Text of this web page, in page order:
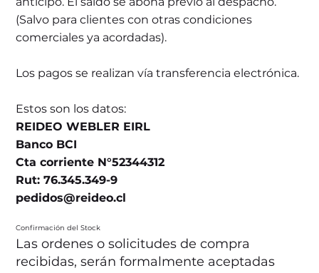
(Salvo para clientes con otras condiciones
comerciales ya acordadas).
Los pagos se realizan vía transferencia electrónica.
Estos son los datos:
REIDEO WEBLER EIRL
Banco BCI
Cta corriente N°52344312
Rut: 76.345.349-9
pedidos@reideo.cl
Confirmación del Stock
Las ordenes o solicitudes de compra
recibidas, serán formalmente aceptadas